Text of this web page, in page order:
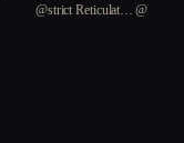
금빛 그림자
@strict Reticulated @